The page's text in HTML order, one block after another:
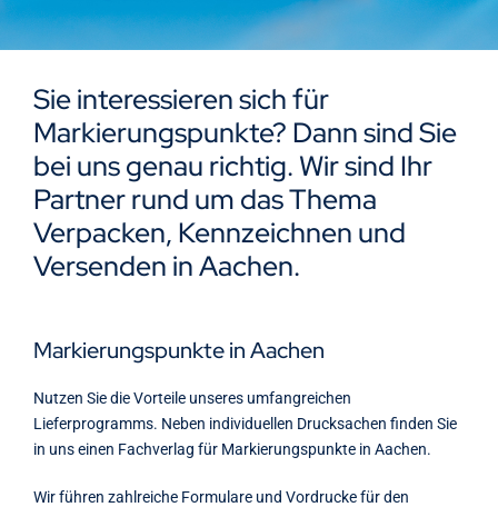
Techniklexikon
Kontakt
Sie interessieren sich für
Markierungspunkte? Dann sind Sie
bei uns genau richtig. Wir sind Ihr
Partner rund um das Thema
Verpacken, Kennzeichnen und
Versenden in Aachen.
Markierungspunkte in Aachen
Nutzen Sie die Vorteile unseres umfangreichen
Lieferprogramms. Neben individuellen Drucksachen finden Sie
in uns einen Fachverlag für Markierungspunkte in Aachen.
Wir führen zahlreiche Formulare und Vordrucke für den